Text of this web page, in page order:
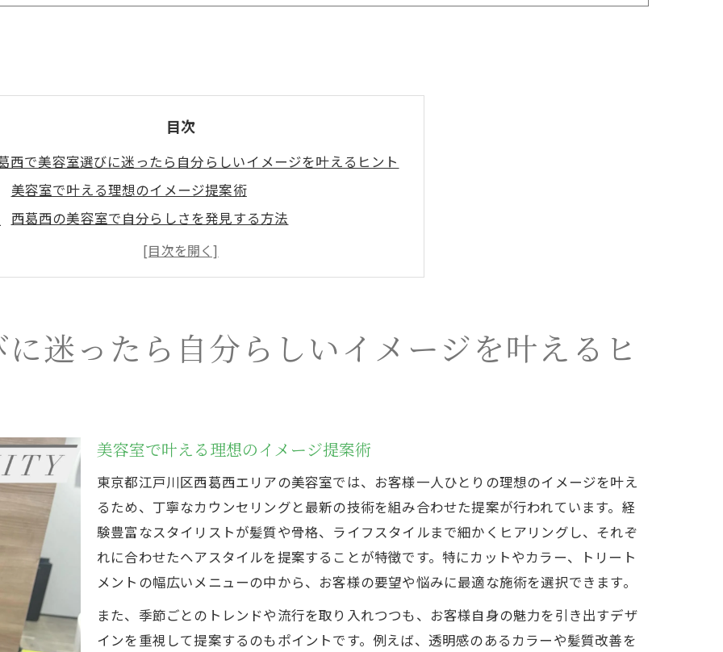
目次
西で美容室選びに迷ったら自分らしいイメージを叶えるヒント
美容室で叶える理想のイメージ提案術
西葛西の美容室で自分らしさを発見する方法
美容室選びで大切なイメージの伝え方とは
美容室のトレンドと自分らしいスタイル作り
や骨格別に提案する美容室で理想を追求したい方へ
美容室で髪質に合わせた最適な施術を体験
美容室カウンセリングで叶う理想のヘアデザイン
美容室選びで重視すべき髪質診断のポイント
目の西葛西エリア美容室最新トレンドスタイル特集
美容室発西葛西の最新トレンドヘアを解説
美容室で人気のトレンドスタイルを徹底紹介
西葛西の美容室で叶える旬のヘアデザイン
美容室で提案される季節ごとのおすすめスタイル
美容室のトレンド取り入れ術と自分らしさの両立
迷ったら自分らしいイメージを叶えるヒ
美容室で叶える理想のイメージ提案術
東京都江戸川区西葛西エリアの美容室では、お客様一人ひとりの理想のイメージを叶え
るため、丁寧なカウンセリングと最新の技術を組み合わせた提案が行われています。経
験豊富なスタイリストが髪質や骨格、ライフスタイルまで細かくヒアリングし、それぞ
れに合わせたヘアスタイルを提案することが特徴です。特にカットやカラー、トリート
メントの幅広いメニューの中から、お客様の要望や悩みに最適な施術を選択できます。
また、季節ごとのトレンドや流行を取り入れつつも、お客様自身の魅力を引き出すデザ
インを重視して提案するのもポイントです。例えば、透明感のあるカラーや髪質改善を